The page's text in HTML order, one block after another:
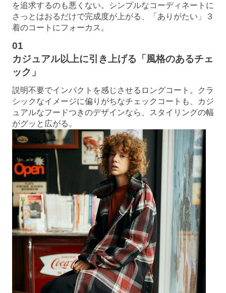
を追求するのも悪くない。シンプルなコーディネートに
さっとはおるだけで完成度が上がる、「ありがたい」３
着のコートにフォーカス。
01
カジュアル以上に引き上げる「風格のあるチェ
ック」
説明不要でインパクトを感じさせるロングコート。クラ
シックなイメージに偏りがちなチェックコートも、カジ
ュアルなフードつきのデザインなら、スタイリングの幅
がグッと広がる。